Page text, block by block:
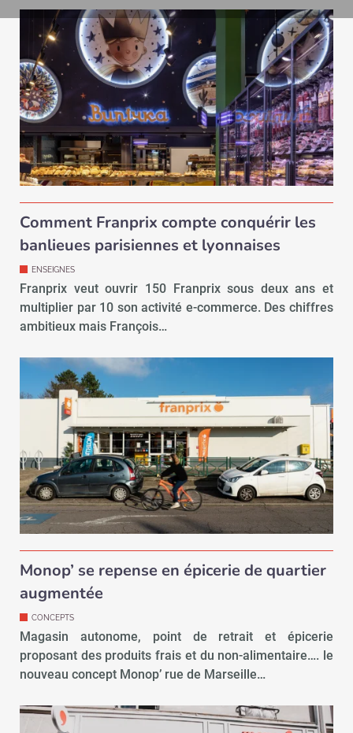
Comment Franprix compte conquérir les
banlieues parisiennes et lyonnaises
ENSEIGNES
Franprix veut ouvrir 150 Franprix sous deux ans et
multiplier par 10 son activité e-commerce. Des chiffres
ambitieux mais François…
Monop’ se repense en épicerie de quartier
augmentée
CONCEPTS
Magasin autonome, point de retrait et épicerie
proposant des produits frais et du non-alimentaire…. le
nouveau concept Monop’ rue de Marseille…